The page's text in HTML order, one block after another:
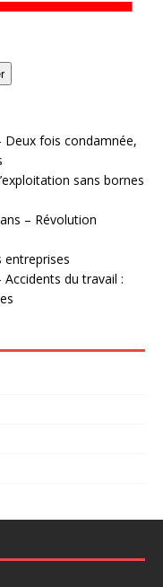
Deux fois condamnée,
sans bornes
– Révolution
entreprises
du travail :